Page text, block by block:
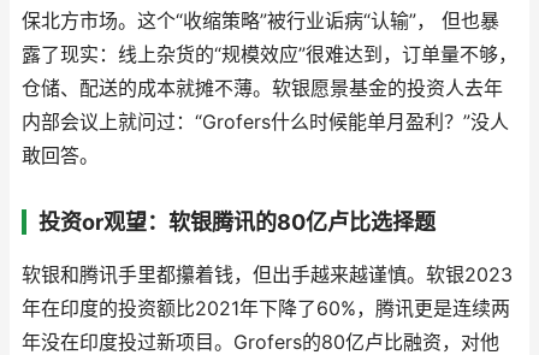
保北方市场。这个“收缩策略”被行业诟病“认输”， 但也暴
露了现实：线上杂货的“规模效应”很难达到，订单量不够，
仓储、配送的成本就摊不薄。软银愿景基金的投资人去年
内部会议上就问过：“Grofers什么时候能单月盈利？”没人
敢回答。
投资or观望：软银腾讯的80亿卢比选择题
软银和腾讯手里都攥着钱，但出手越来越谨慎。软银2023
年在印度的投资额比2021年下降了60%，腾讯更是连续两
年没在印度投过新项目。Grofers的80亿卢比融资，对他